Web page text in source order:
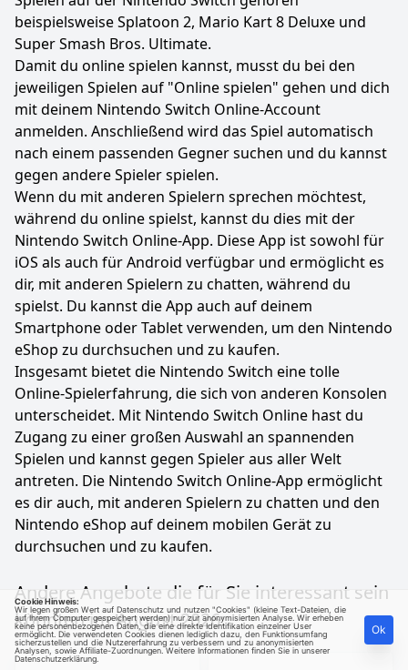
beispielsweise Splatoon 2, Mario Kart 8 Deluxe und
Super Smash Bros. Ultimate.
Damit du online spielen kannst, musst du bei den
jeweiligen Spielen auf "Online spielen" gehen und dich
mit deinem Nintendo Switch Online-Account
anmelden. Anschließend wird das Spiel automatisch
nach einem passenden Gegner suchen und du kannst
gegen andere Spieler spielen.
Wenn du mit anderen Spielern sprechen möchtest,
während du online spielst, kannst du dies mit der
Nintendo Switch Online-App. Diese App ist sowohl für
iOS als auch für Android verfügbar und ermöglicht es
dir, mit anderen Spielern zu chatten, während du
spielst. Du kannst die App auch auf deinem
Smartphone oder Tablet verwenden, um den Nintendo
eShop zu durchsuchen und zu kaufen.
Insgesamt bietet die Nintendo Switch eine tolle
Online-Spielerfahrung, die sich von anderen Konsolen
unterscheidet. Mit Nintendo Switch Online hast du
Zugang zu einer großen Auswahl an spannenden
Spielen und kannst gegen Spieler aus aller Welt
antreten. Die Nintendo Switch Online-App ermöglicht
es dir auch, mit anderen Spielern zu chatten und den
Nintendo eShop auf deinem mobilen Gerät zu
durchsuchen und zu kaufen.
Andere Angebote die für Sie interessant sein
könnten im August 2026:
Cookie Hinweis:
Wir legen großen Wert auf Datenschutz und nutzen "Cookies" (kleine Text-Dateien, die
auf Ihrem Computer gespeichert werden) nur zur anonymisierten Analyse. Wir erheben
keine personenbezogenen Daten, die eine direkte Identifikation einzelner User
ermöglicht. Die verwendeten Cookies dienen lediglich dazu, den Funktionsumfang
sicherzustellen und die Nutzererfahrung zu verbessern und zu anonymisierten
Analysen, sowie Affiliate-Zuordnungen. Weitere Informationen finden Sie in unserer
Datenschutzerklärung
Ok